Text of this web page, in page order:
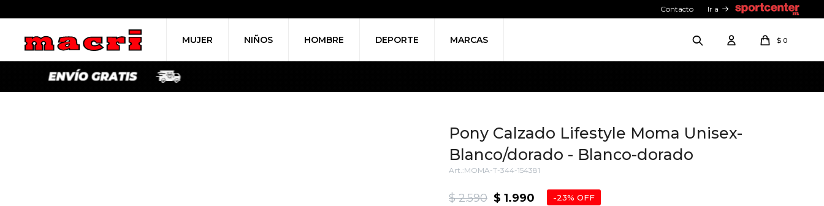
MUJER NIÑOS HOMBRE DEPORTE MARCAS $ 0
Contacto Ir a
Pony Calzado Lifestyle Moma Unisex-
Blanco/dorado - Blanco-dorado
MOMA-T-344-154381
$ 1.990
$ 2.590 23